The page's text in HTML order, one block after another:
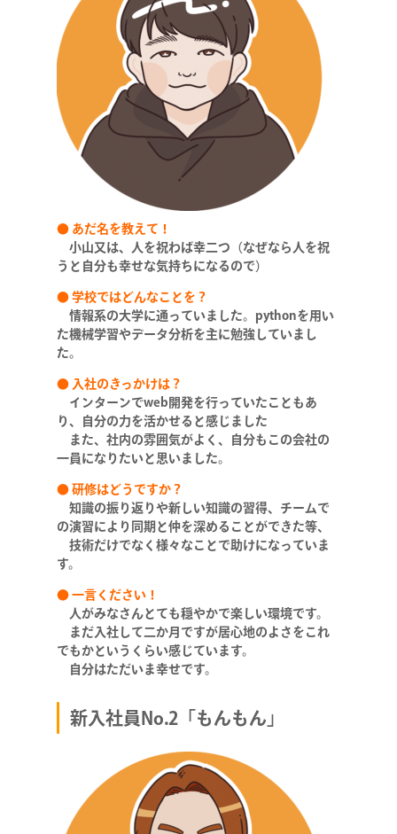
● あだ名を教えて！
小山又は、人を祝わば幸二つ（なぜなら人を祝
うと自分も幸せな気持ちになるので）
● 学校ではどんなことを？
情報系の大学に通っていました。pythonを用い
た機械学習やデータ分析を主に勉強していまし
た。
● 入社のきっかけは？
インターンでweb開発を行っていたこともあ
り、自分の力を活かせると感じました
また、社内の雰囲気がよく、自分もこの会社の
一員になりたいと思いました。
● 研修はどうですか？
知識の振り返りや新しい知識の習得、チームで
の演習により同期と仲を深めることができた等、
技術だけでなく様々なことで助けになっていま
す。
● 一言ください！
人がみなさんとても穏やかで楽しい環境です。
まだ入社して二か月ですが居心地のよさをこれ
でもかというくらい感じています。
自分はただいま幸せです。
新入社員No.2「もんもん」